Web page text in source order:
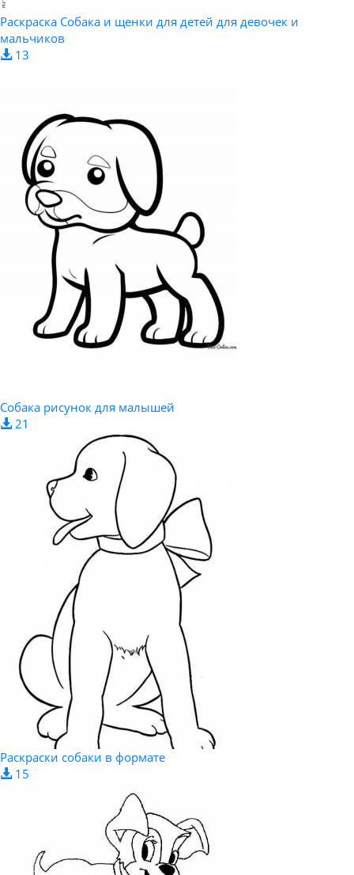
Раскраска Собака и щенки для детей для девочек и
мальчиков
13
Собака рисунок для малышей
21
Раскраски собаки в формате
15